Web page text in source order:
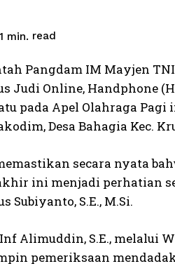
1 min. read
Pangdam IM Mayjen
Judi Online, Handphone
pada Apel Olahraga
Desa Bahagia Kec.
secara nyata
ini menjadi perhatian
Subiyanto, S.E., M.Si.
Alimuddin, S.E., melalui
pemeriksaan